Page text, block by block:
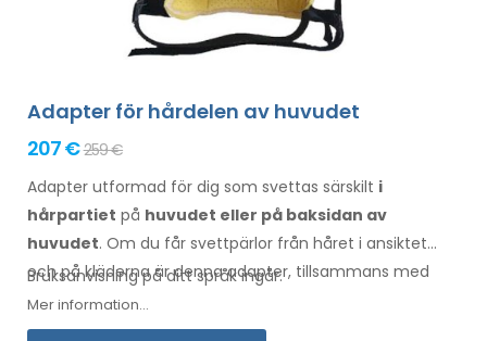
Adapter för hårdelen av huvudet
207 €259 €
Adapter utformad för dig som svettas särskilt i
hårpartiet på huvudet eller på baksidan av
huvudet. Om du får svettpärlor från håret i ansiktet
och på klädernaär denna adapter, tillsammans med
Electro Antiperspirant Forte eller Electro Antiperspirant
ELITE, något för dig.
Bruksanvisning på ditt språk ingår.
Mer information...